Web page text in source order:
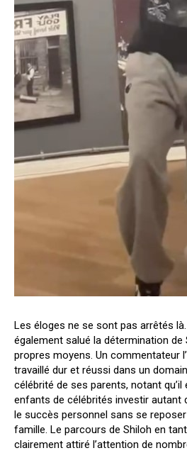
Les éloges ne se sont pas arrêtés
également salué la détermination de
propres moyens. Un commentateur
travaillé dur et réussi dans un
célébrité de ses parents, notant
enfants de célébrités investir autant
le succès personnel sans se
famille. Le parcours de Shiloh en
clairement attiré l’attention de